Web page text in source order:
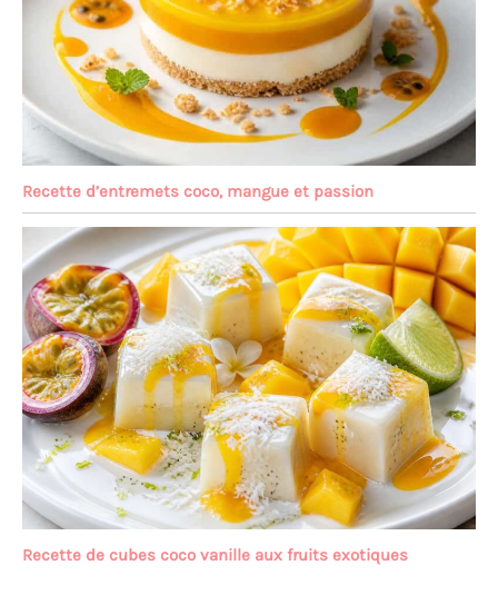
Recette d’entremets coco, mangue et passion
Recette de cubes coco vanille aux fruits exotiques